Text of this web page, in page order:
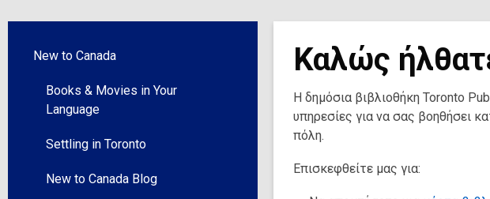
New to Canada
Books & Movies in Your
Language
Settling in Toronto
New to Canada Blog
Καλώς
Η δημόσια βιβλιοθήκη Toronto
υπηρεσίες για να σας βοηθήσει
πόλη.
Επισκεφθείτε μας για: